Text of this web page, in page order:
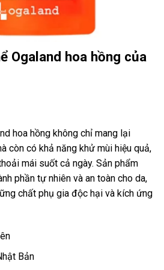
Ogaland hoa hồng của
hoa hồng không chỉ mang lại
còn có khả năng khử mùi hiệu quả,
mái suốt cả ngày. Sản phẩm
phần tự nhiên và an toàn cho da,
chất phụ gia độc hại và kích ứng
Bản